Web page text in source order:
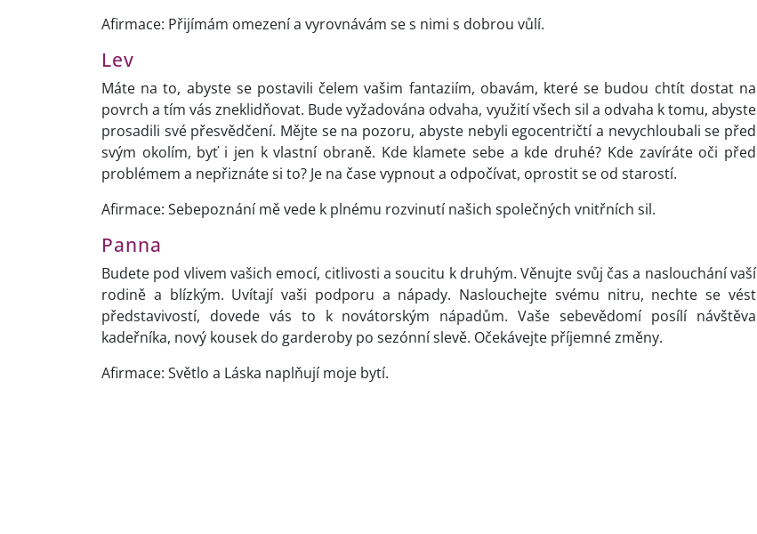
Afirmace: Přijímám omezení a vyrovnávám se s nimi s dobrou vůlí.
Lev
Máte na to, abyste se postavili čelem vašim fantaziím, obavám, které se budou chtít dostat na
povrch a tím vás zneklidňovat. Bude vyžadována odvaha, využití všech sil a odvaha k tomu, abyste
prosadili své přesvědčení. Mějte se na pozoru, abyste nebyli egocentričtí a nevychloubali se před
svým okolím, byť i jen k vlastní obraně. Kde klamete sebe a kde druhé? Kde zavíráte oči před
problémem a nepřiznáte si to? Je na čase vypnout a odpočívat, oprostit se od starostí.
Afirmace: Sebepoznání mě vede k plnému rozvinutí našich společných vnitřních sil.
Panna
Budete pod vlivem vašich emocí, citlivosti a soucitu k druhým. Věnujte svůj čas a naslouchání vaší
rodině a blízkým. Uvítají vaši podporu a nápady. Naslouchejte svému nitru, nechte se vést
představivostí, dovede vás to k novátorským nápadům. Vaše sebevědomí posílí návštěva
kadeřníka, nový kousek do garderoby po sezónní slevě. Očekávejte příjemné změny.
Afirmace: Světlo a Láska naplňují moje bytí.